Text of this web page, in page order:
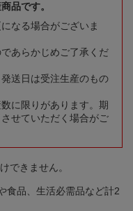
品です。
なる場合がございま
あらかじめご了承くだ
送日は受注生産のもの
に限りがあります。期
せていただく場合がご
できません。
食品、生活必需品など計2